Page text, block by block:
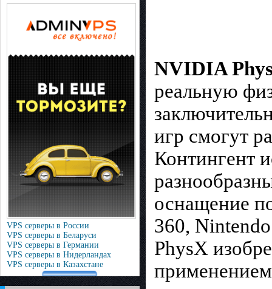
VPS серверы в России
VPS серверы в Беларуси
VPS серверы в Германии
VPS серверы в Нидерландах
VPS серверы в Казахстане
NVIDIA
реальную
игр смогут
Контингент
оснащение
360,
PhysX